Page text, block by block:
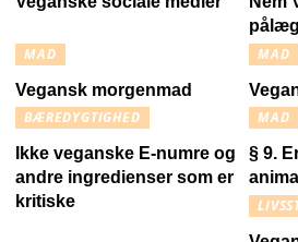
MAD
Vegansk morgenmad
MAD
BÆREDYGTIGHED
Ikke veganske E-numre og
andre ingredienser som er
kritiske
MAD
§ 9.